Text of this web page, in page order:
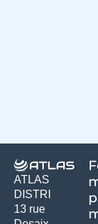
ATLAS
DISTRI
13 rue